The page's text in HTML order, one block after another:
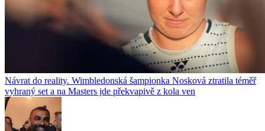
Návrat do reality. Wimbledonská šampionka Nosková ztratila téměř
vyhraný set a na Masters jde překvapivě z kola ven